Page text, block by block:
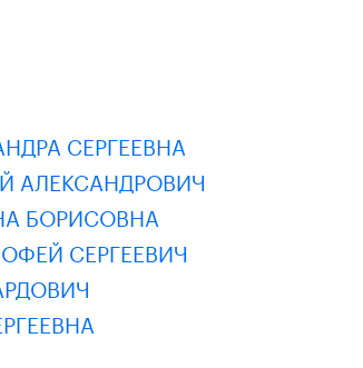
СЕРГЕЕВНА
АЛЕКСАНДРОВИЧ
БОРИСОВНА
СЕРГЕЕВИЧ